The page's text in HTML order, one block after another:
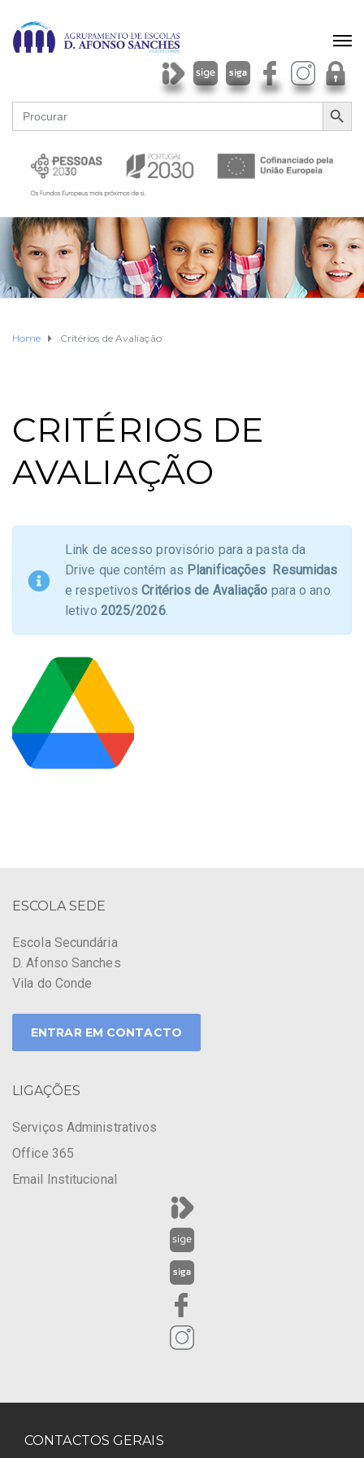
Search
for:
SEARCH
Home Critérios de Avaliação
CRITÉRIOS DE
AVALIAÇÃO
Link de acesso provisório para a pasta da
Drive que contém as Planificações Resumidas
e respetivosCritérios de Avaliação para o ano
letivo 2025/2026.
ESCOLA SEDE
Escola Secundária
D. Afonso Sanches
Vila do Conde
ENTRAR EM CONTACTO
LIGAÇÕES
Serviços Administrativos
Office 365
Email Institucional
CONTACTOS GERAIS